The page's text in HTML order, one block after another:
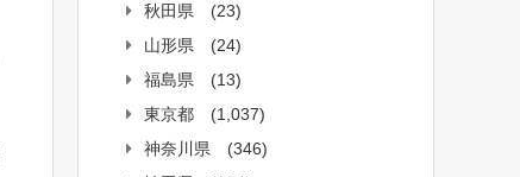
秋田県
(23)
山形県
(24)
福島県
(13)
東京都
(1,037)
神奈川県
(346)